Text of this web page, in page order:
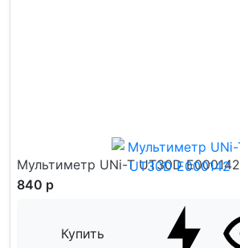
Мультиметр UNi-T UT30D E000142
840 р
Купить